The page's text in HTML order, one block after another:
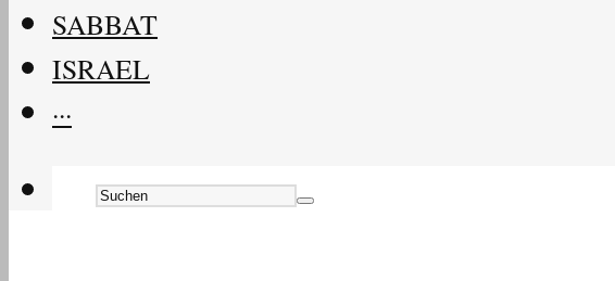
SABBAT
ISRAEL
···